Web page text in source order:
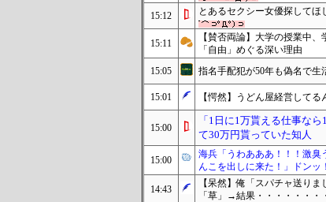
15:12 とあるセクシー女優探してほ
15:11
【賛否両論】大学の授業中
「自由」めぐる深い理由
15:05 指名手配犯が50年も偽名で生
15:01 【愕然】うどん屋経営して
15:00
「1日に1万貰える仕事な
て30万円貰っていた知人
15:00
海兵「うわあああ！！！激臭
んこを出しに来た！」ドンッ
14:43
【呆然】俺「スパチャ送り
「草」→結果・・・・・・・